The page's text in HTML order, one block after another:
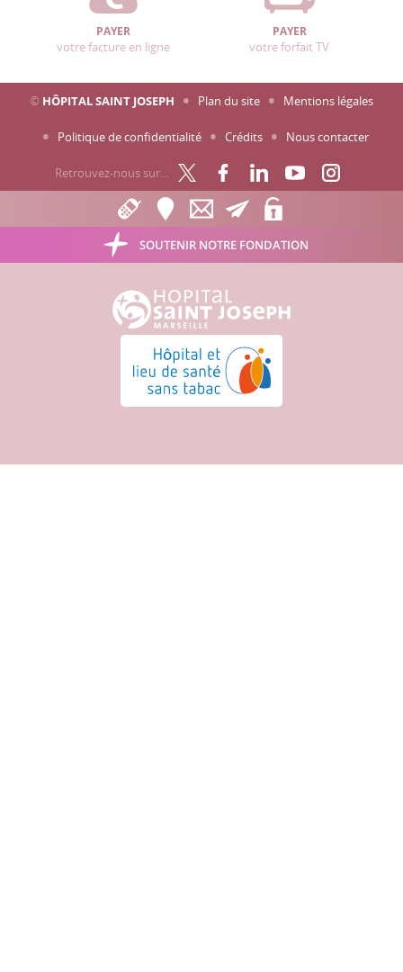
PAYER
votre facture en ligne
PAYER
votre forfait TV
© HÔPITAL SAINT JOSEPH Plan du site Mentions légales
Politique de confidentialité Crédits Nous contacter
Retrouvez-nous sur…
SOUTENIR NOTRE FONDATION
Hôpital Saint Joseph - Marseille
Hôpital et lieu de santé sans tabac